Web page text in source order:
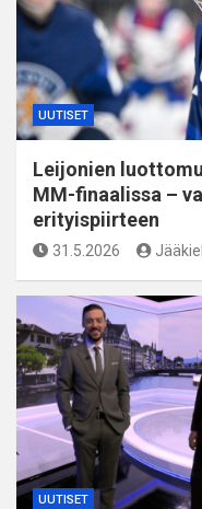
UUTISET
Leijonien
MM-finaalissa –
erityispiirteen
31.5.2026
UUTISET